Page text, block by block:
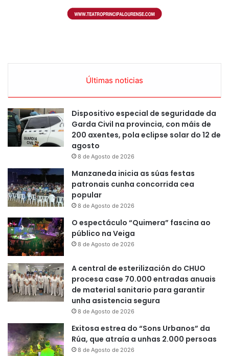
Últimas noticias
Dispositivo especial de seguridade da
Garda Civil na provincia, con máis de
200 axentes, pola eclipse solar do 12 de
agosto
8 de Agosto de 2026
Manzaneda inicia as súas festas
patronais cunha concorrida cea
popular
8 de Agosto de 2026
O espectáculo “Quimera” fascina ao
público na Veiga
8 de Agosto de 2026
A central de esterilización do CHUO
procesa case 70.000 entradas anuais
de material sanitario para garantir
unha asistencia segura
8 de Agosto de 2026
Exitosa estrea do “Sons Urbanos” da
Rúa, que atraía a unhas 2.000 persoas
8 de Agosto de 2026